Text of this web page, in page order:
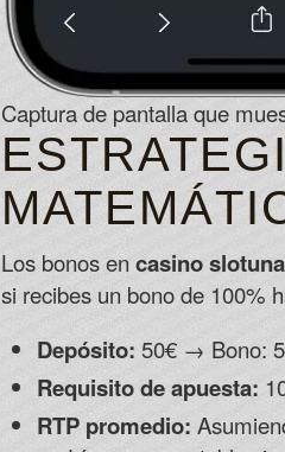
Captura de pantalla que
Los bonos en casino slotuna
si recibes un bono de 100%
Depósito: 50€ → Bono:
Requisito de apuesta:
RTP promedio: